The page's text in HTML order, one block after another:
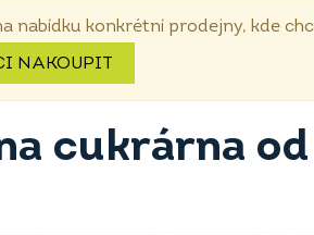
nabídku konkrétní prodejny, kde
NAKOUPIT
cukrárna